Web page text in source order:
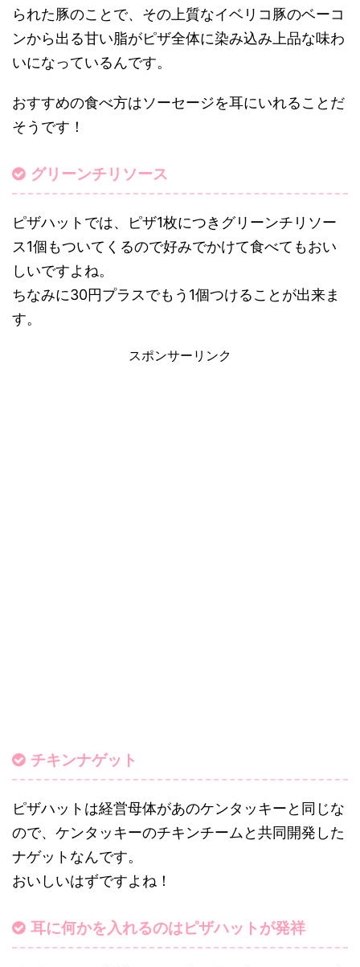
られた豚のことで、その上質なイベリコ豚のベーコ
ンから出る甘い脂がピザ全体に染み込み上品な味わ
いになっているんです。
おすすめの食べ方はソーセージを耳にいれることだ
そうです！
グリーンチリソース
ピザハットでは、ピザ1枚につきグリーンチリソー
ス1個もついてくるので好みでかけて食べてもおい
しいですよね。
ちなみに30円プラスでもう1個つけることが出来ま
す。
スポンサーリンク
チキンナゲット
ピザハットは経営母体があのケンタッキーと同じな
ので、ケンタッキーのチキンチームと共同開発した
ナゲットなんです。
おいしいはずですよね！
耳に何かを入れるのはピザハットが発祥